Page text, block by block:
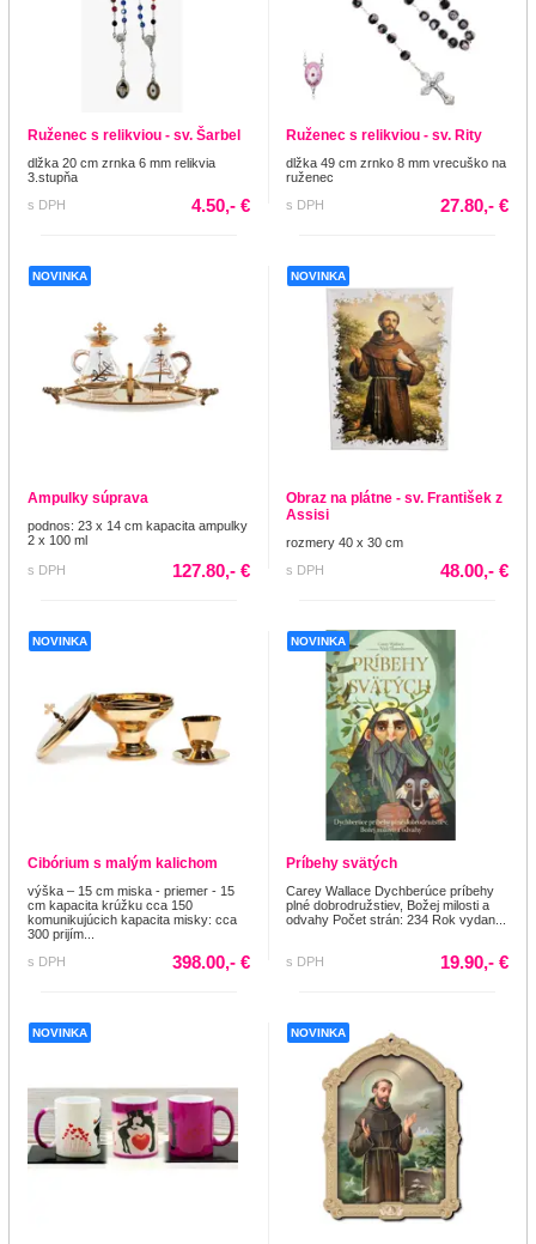
Ruženec s relikviou - sv. Šarbel
dlžka 20 cm zrnka 6 mm relikvia
3.stupňa
s DPH
4.50,- €
Ruženec s relikviou - sv. Rity
dlžka 49 cm zrnko 8 mm vrecuško na
ruženec
s DPH
27.80,- €
NOVINKA
Ampulky súprava
podnos: 23 x 14 cm kapacita ampulky
2 x 100 ml
s DPH 127.80,- €
NOVINKA
Obraz na plátne - sv. František z
Assisi
rozmery 40 x 30 cm
s DPH
48.00,- €
NOVINKA
Cibórium s malým kalichom
výška – 15 cm miska - priemer - 15
cm kapacita krúžku cca 150
komunikujúcich kapacita misky: cca
300 prijím...
s DPH
398.00,- €
NOVINKA
Príbehy svätých
Carey Wallace Dychberúce príbehy
plné dobrodružstiev, Božej milosti a
odvahy Počet strán: 234 Rok vydan...
s DPH 19.90,- €
NOVINKA NOVINKA